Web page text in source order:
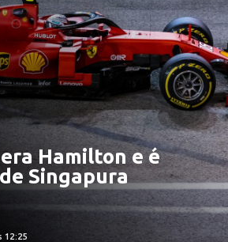
Hamilton e é
Singapura
12:25